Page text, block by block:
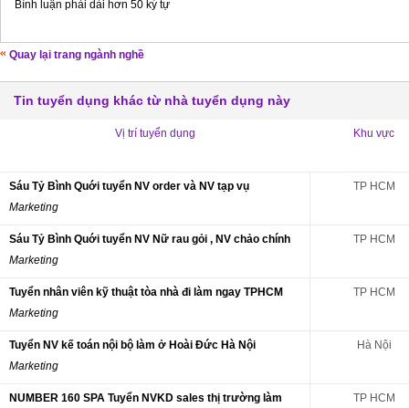
Bình luận phải dài hơn 50 ký tự
Quay lại trang ngành nghề
Tin tuyển dụng khác từ nhà tuyển dụng này
Vị trí tuyển dụng Khu vực
Sáu Tỷ Bình Quới tuyển NV order và NV tạp vụ
Marketing
TP HCM
Sáu Tỷ Bình Quới tuyển NV Nữ rau gỏi , NV chảo chính
Marketing
TP HCM
Tuyển nhân viên kỹ thuật tòa nhà đi làm ngay TPHCM
Marketing
TP HCM
Tuyển NV kế toán nội bộ làm ở Hoài Đức Hà Nội
Marketing
Hà Nội
NUMBER 160 SPA Tuyển NVKD sales thị trường làm
TP HCM